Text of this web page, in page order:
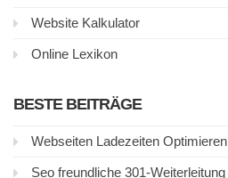
Website Kalkulator
Online Lexikon
BESTE BEITRÄGE
Webseiten Ladezeiten Optimieren
Seo freundliche 301-Weiterleitung